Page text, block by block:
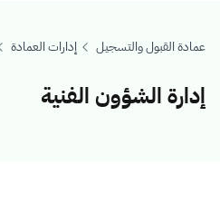
عمادة القبول والتسجيل إدارات العمادة
إدارة الشؤون الفنية